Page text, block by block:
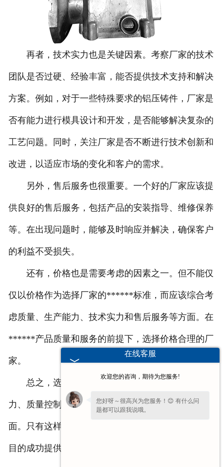
再者，技术实力也是关键因素。考察厂家的技术
团队是否过硬、经验丰富，能否提供技术支持和解决
方案。例如，对于一些特殊要求的铝压铸件，厂家是
否有能力进行模具设计和开发，是否能够解决复杂的
工艺问题。同时，关注厂家是否不断进行技术创新和
改进，以适应市场的变化和客户的需求。
另外，售后服务也很重要。一个好的厂家应该提
供良好的售后服务，包括产品的安装指导、维修保养
等。在出现问题时，能够及时响应并解决，确保客户
的利益不受损失。
还有，价格也是需要考虑的因素之一。但不能仅
仅以价格作为选择厂家的******标准，而应该综合考
虑质量、生产能力、技术实力和售后服务等方面。在
******产品质量和服务的前提下，选择价格合理的厂
家。
总之，选择铝压铸件厂家需要综合考察生产能
力、质量控制体系、技术实力、售后服务和价格等方
面。只有这样，才能找到一个可靠的合作伙伴，为项
目的成功提供有力******。
在线客服
欢迎您的咨询，期待为您服务!
您好呀～很高兴为您服务！😊 有什么问
题都可以跟我说哦。